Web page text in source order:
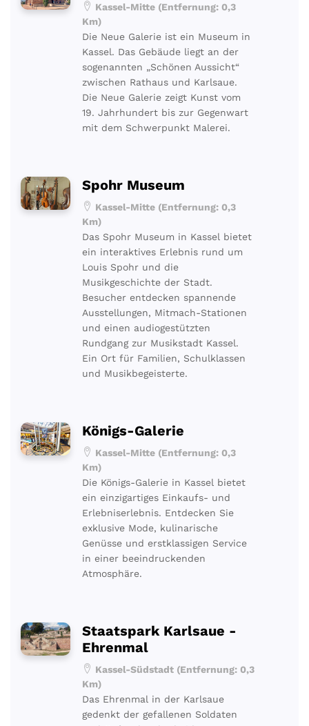
Kassel-Mitte (Entfernung: 0,3
Km)
Die Neue Galerie ist ein Museum in
Kassel. Das Gebäude liegt an der
sogenannten „Schönen Aussicht“
zwischen Rathaus und Karlsaue.
Die Neue Galerie zeigt Kunst vom
19. Jahrhundert bis zur Gegenwart
mit dem Schwerpunkt Malerei.
Spohr Museum
Kassel-Mitte (Entfernung: 0,3
Km)
Das Spohr Museum in Kassel bietet
ein interaktives Erlebnis rund um
Louis Spohr und die
Musikgeschichte der Stadt.
Besucher entdecken spannende
Ausstellungen, Mitmach-Stationen
und einen audiogestützten
Rundgang zur Musikstadt Kassel.
Ein Ort für Familien, Schulklassen
und Musikbegeisterte.
Königs-Galerie
Kassel-Mitte (Entfernung: 0,3
Km)
Die Königs-Galerie in Kassel bietet
ein einzigartiges Einkaufs- und
Erlebniserlebnis. Entdecken Sie
exklusive Mode, kulinarische
Genüsse und erstklassigen Service
in einer beeindruckenden
Atmosphäre.
Staatspark Karlsaue -
Ehrenmal
Kassel-Südstadt (Entfernung: 0,3
Km)
Das Ehrenmal in der Karlsaue
gedenkt der gefallenen Soldaten